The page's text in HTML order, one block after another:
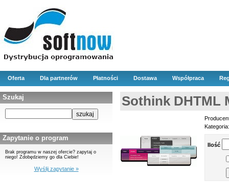
Oferta Dla partnerów Płatności Dostawa Współpraca
Szukaj
Zapytanie o program
Brak programu w naszej ofercie? zapytaj o
niego! Zdobędziemy go dla Ciebie!
Wyślij zapytanie »
Sothink DHTML
Ilość